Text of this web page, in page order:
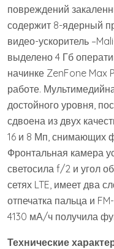
повреждений
содержит 8-ядерный
видео-ускоритель
выделено 4 Гб
начинке ZenFone Max
работе.
достойного уровня,
сдвоена из двух
16 и 8 Мп, снимающих
Фронтальная камера
светосила f/2 и угол
сетях LTE, имеет два
отпечатка пальца и
4130 мА/ч получила
Технические